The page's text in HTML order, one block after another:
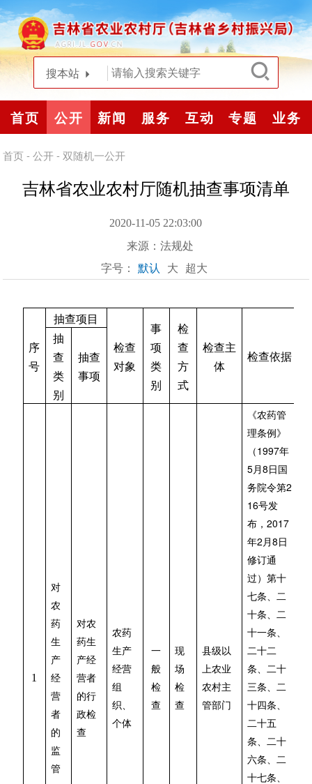
搜本站
首页 公开 新闻 服务 互动 专题 业务
首页 -公开- 双随机一公开
吉林省农业农村厅随机抽查事项清单
2020-11-05 22:03:00
来源： 法规处
字号： 默认 大 超大
序
号
抽查项目
检查
对象
事
项
类
别
检
查
方
式
检查主
体
检查依据
抽
查
类
别
抽查
事项
1
对
农
药
生
产
经
营
者
的
监
管
对农
药生
产经
营者
的行
政检
查
农药
生产
经营
组
织、
个体
一
般
检
查
现
场
检
查
县级以
上农业
农村主
管部门
《农药管
理条例》
（ 1997年
5月 8 日国
务院令第2
16号发
布， 2017
年2 月 8 日
修订通
过）第十
七条、二
十条、二
十一条、
二十二
条、二十
三条、二
十四条、
二十五
条、二十
六条、二
十七条、